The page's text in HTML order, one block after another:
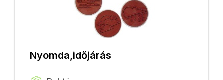
Nyomda,időjárás